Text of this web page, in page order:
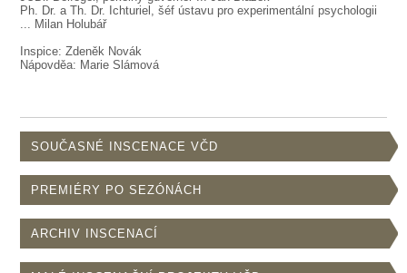
Ph. Dr. a Th. Dr. Ichturiel, šéf ústavu pro experimentální psychologii
... Milan Holubář
Inspice: Zdeněk Novák
Nápovděa: Marie Slámová
SOUČASNÉ INSCENACE VČD
PREMIÉRY PO SEZÓNÁCH
ARCHIV INSCENACÍ